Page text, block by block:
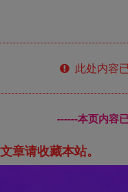
此处内容
------本页内容
章请收藏本站。